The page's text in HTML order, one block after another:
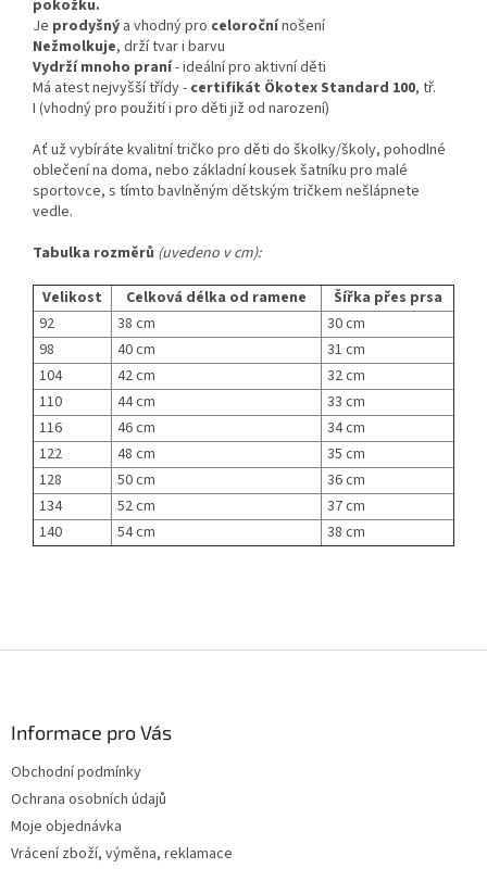
pokožku.
Je prodyšný a vhodný pro celoročnínošení
Nežmolkuje, drží tvar i barvu
Vydrží mnoho praní- ideální pro aktivní děti
Má atest nejvyšší třídy - certifikát Ökotex Standard 100, tř.
I (vhodný pro použití i pro děti již od narození)
Ať už vybíráte kvalitní tričko pro děti do školky/školy, pohodlné
oblečení na doma, nebo základní kousek šatníku pro malé
sportovce, s tímto bavlněným dětským tričkem nešlápnete
vedle.
Tabulka rozměrů (uvedeno v cm):
Velikost Celková délka od ramene
Šířka přes prsa
92
38 cm
30 cm
98
40 cm
31 cm
104
42 cm
32 cm
110
44 cm
33 cm
116
46 cm
34 cm
122
48 cm
35 cm
128
50 cm
36 cm
134
52 cm
37 cm
140
54 cm 38 cm
Informace pro Vás
Obchodní podmínky
Ochrana osobních údajů
Moje objednávka
Vrácení zboží, výměna, reklamace